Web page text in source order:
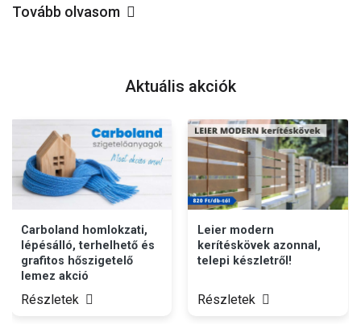
Tovább olvasom
Aktuális akciók
Carboland homlokzati,
lépésálló, terhelhető és
grafitos hőszigetelő
lemez akció
Részletek
Leier modern
kerítéskövek azonnal,
telepi készletről!
Részletek